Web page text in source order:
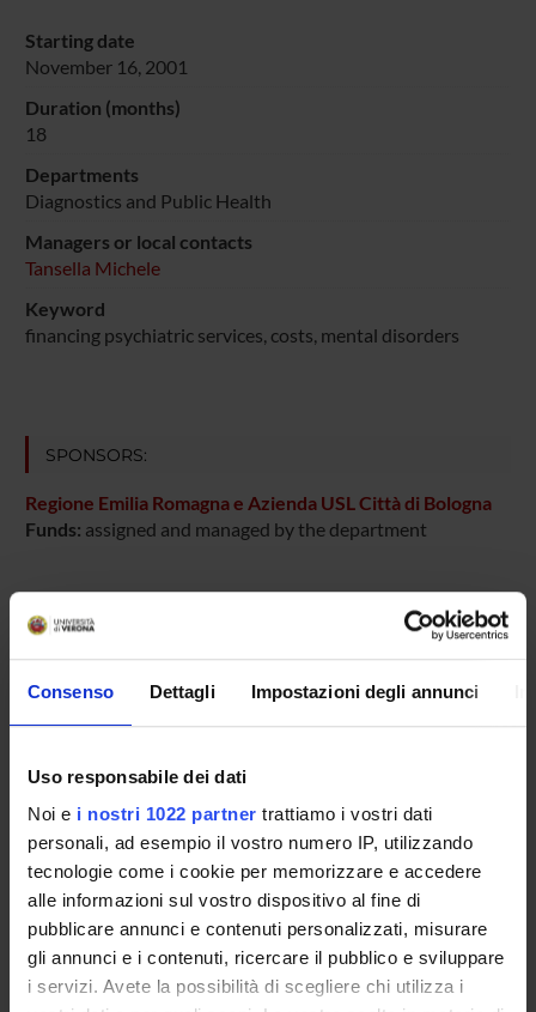
Consenso Dettagli Impostazioni degli annunci
Uso responsabile dei dati
Noi e i nostri 1022 partner trattiamo i vostri dati
personali, ad esempio il vostro numero IP, utilizzando
tecnologie come i cookie per memorizzare e accedere
alle informazioni sul vostro dispositivo al fine di
pubblicare annunci e contenuti personalizzati, misurare
gli annunci e i contenuti, ricercare il pubblico e sviluppare
i servizi. Avete la possibilità di scegliere chi utilizza i
Starting date
November 16, 2001
Duration (months)
18
Departments
Diagnostics and Public Health
Managers or local contacts
Tansella Michele
Keyword
financing psychiatric services, costs, mental disorders
SPONSORS:
Regione Emilia Romagna e Azienda USL Città di Bologna
Funds: assigned and managed by the department
PROJECT PARTICIPANTS
Francesco Amaddeo
SECTIONS
Section of Psychiatry and Clinical Psychology